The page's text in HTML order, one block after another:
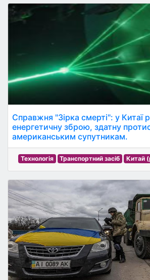
Справжня "Зірка смерті": у Китаї
енергетичну зброю, здатну
американським супутникам.
Технологія Транспортний засіб Китай